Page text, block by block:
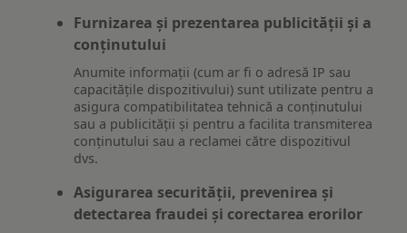
Furnizarea și prezentarea publicității și a
conținutului
Anumite informații (cum ar fi o adresă IP sau
capacitățile dispozitivului) sunt utilizate pentru a
asigura compatibilitatea tehnică a conținutului
sau a publicității și pentru a facilita transmiterea
conținutului sau a reclamei către dispozitivul
dvs.
Asigurarea securității, prevenirea și
detectarea fraudei și corectarea erorilor